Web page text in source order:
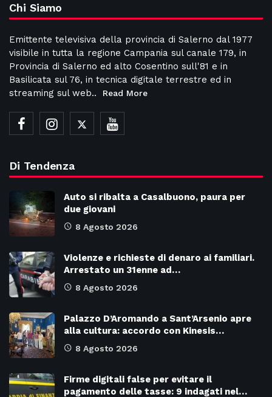
Chi Siamo
Emittente televisiva della provincia di Salerno dal 1977
visibile in tutta la regione Campania sul canale 179, in
Provincia di Salerno ed alto Cosentino sull'81 e in
Basilicata sul 76, in tecnica digitale terrestre ed in
streaming sul web..
Read More
Di Tendenza
Auto si ribalta a Casalbuono, paura per
due giovani
8 Agosto 2026
Violenze e richieste di denaro ai familiari.
Arrestato un 31enne ad…
8 Agosto 2026
Palazzo D’Aromando a Sant’Arsenio apre
alla cultura: accordo con Kinesis…
8 Agosto 2026
Firme digitali false per evitare il
pagamento delle tasse: 9 indagati nel…